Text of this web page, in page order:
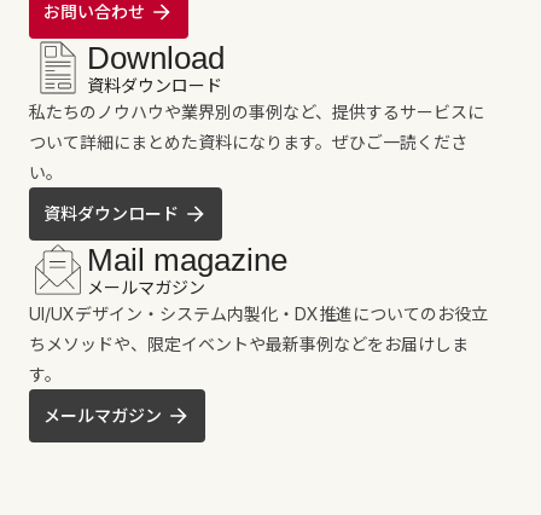
お問い合わせ
Download
資料ダウンロード
私たちのノウハウや業界別の事例など、提供するサービスに
ついて詳細にまとめた資料になります。ぜひご一読くださ
い。
資料ダウンロード
Mail magazine
メールマガジン
UI/UXデザイン・システム内製化・DX推進についてのお役立
ちメソッドや、限定イベントや最新事例などをお届けしま
す。
メールマガジン